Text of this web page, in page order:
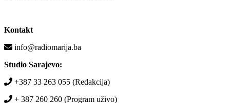
Kontakt
info@radiomarija.ba
Studio Sarajevo:
+387 33 263 055 (Redakcija)
+ 387 260 260 (Program uživo)